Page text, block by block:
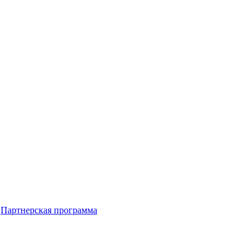
Партнерская программа